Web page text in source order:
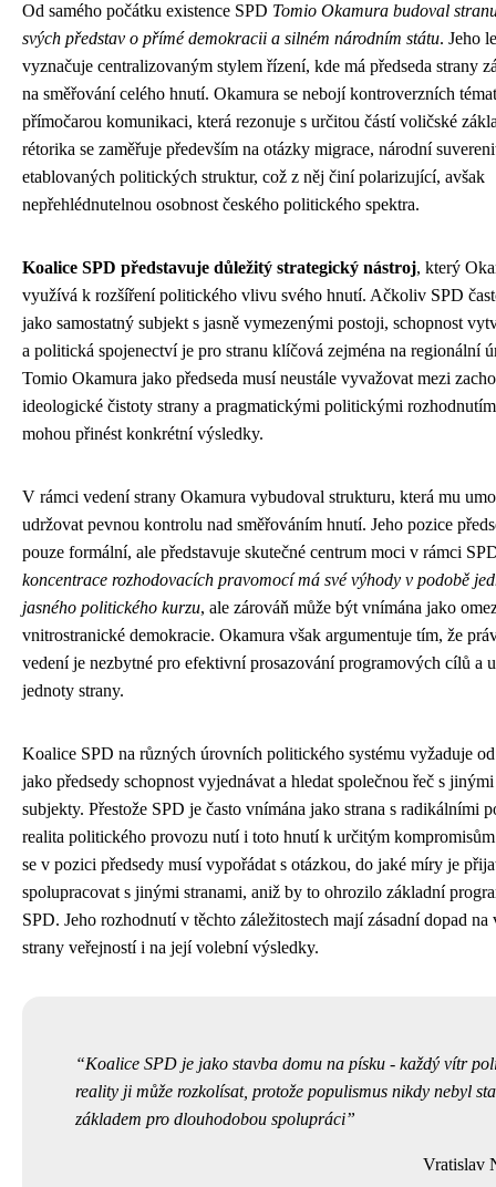
Od samého počátku existence SPD Tomio Okamura budoval
svých představ o přímé demokracii a silném národním státu. Jeho
vyznačuje centralizovaným stylem řízení, kde má předseda strany
na směřování celého hnutí. Okamura se nebojí kontroverzních
přímočarou komunikaci, která rezonuje s určitou částí voličské
rétorika se zaměřuje především na otázky migrace, národní
etablovaných politických struktur, což z něj činí polarizující, avšak
nepřehlédnutelnou osobnost českého politického spektra.
Koalice SPD představuje důležitý strategický nástroj, který
využívá k rozšíření politického vlivu svého hnutí. Ačkoliv SPD
jako samostatný subjekt s jasně vymezenými postoji, schopnost
a politická spojenectví je pro stranu klíčová zejména na regionální
Tomio Okamura jako předseda musí neustále vyvažovat mezi
ideologické čistoty strany a pragmatickými politickými
mohou přinést konkrétní výsledky.
V rámci vedení strany Okamura vybudoval strukturu, která mu
udržovat pevnou kontrolu nad směřováním hnutí. Jeho pozice
pouze formální, ale představuje skutečné centrum moci v rámci
koncentrace rozhodovacích pravomocí má své výhody v podobě
jasného politického kurzu, ale zárováň může být vnímána jako
vnitrostranické demokracie. Okamura však argumentuje tím, že
vedení je nezbytné pro efektivní prosazování programových cílů a
jednoty strany.
Koalice SPD na různých úrovních politického systému vyžaduje
jako předsedy schopnost vyjednávat a hledat společnou řeč s
subjekty. Přestože SPD je často vnímána jako strana s radikálními
realita politického provozu nutí i toto hnutí k určitým
se v pozici předsedy musí vypořádat s otázkou, do jaké míry je
spolupracovat s jinými stranami, aniž by to ohrozilo základní
SPD. Jeho rozhodnutí v těchto záležitostech mají zásadní dopad na
strany veřejností i na její volební výsledky.
Koalice SPD je jako stavba domu na písku - každý vítr
reality ji může rozkolísat, protože populismus nikdy nebyl
základem pro dlouhodobou spolupráci
Vratislav